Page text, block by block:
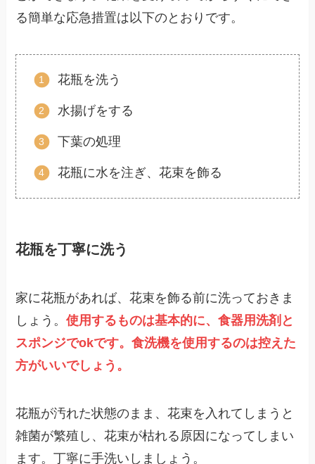
る簡単な応急措置は以下のとおりです。
花瓶を洗う
水揚げをする
下葉の処理
花瓶に水を注ぎ、花束を飾る
花瓶を丁寧に洗う
家に花瓶があれば、花束を飾る前に洗っておきま
しょう。使用するものは基本的に、食器用洗剤と
スポンジでokです。食洗機を使用するのは控えた
方がいいでしょう。
花瓶が汚れた状態のまま、花束を入れてしまうと
雑菌が繁殖し、花束が枯れる原因になってしまい
ます。丁寧に手洗いしましょう。